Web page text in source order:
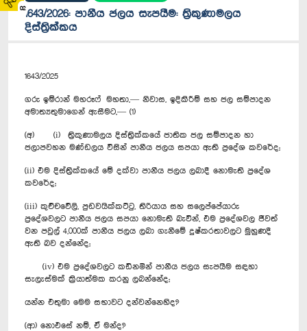
021643/2026: පානීය ජලය සැපයීම: ත්‍රිකුණාමලය
දිස්ත්‍රික්කය
1643/2025
ගරු ඉම්රාන් මහරූෆ් මහතා,— නිවාස, ඉදිකිරීම් සහ ජල සම්පාදන
අමාත්‍යතුමාගෙන් ඇසීමට,— (1)
(අ) (i) ත්‍රිකුණාමලය දිස්ත්‍රික්කයේ ජාතික ජල සම්පාදන හා
ජලාපවහන මණ්ඩලය විසින් පානීය ජලය සපයා ඇති ප්‍රදේශ කවරේද;
(ii) එම දිස්ත්‍රික්කයේ මේ දක්වා පානීය ජලය ලබාදී නොමැති ප්‍රදේශ
කවරේද;
(iii) කුච්චවේලි, පුඩවයික්කට්ටු, තිරියාය සහ සලෙප්පේයාරු
ප්‍රදේශවලට පානීය ජලය සපයා නොමැති බැවින්, එම ප්‍රදේශවල ජීවත්
වන පවුල් 4,000ක් පානීය ජලය ලබා ගැනීමේ දුෂ්කරතාවලට මුහුණදී
ඇති බව දන්නේද;
(iv) එම ප්‍රදේශවලට කඩිනමින් පානීය ජලය සැපයීම සඳහා
සැලැස්මක් ක්‍රියාත්මක කරනු ලබන්නේද;
යන්න එතුමා මෙම සභාවට දන්වන්නෙහිද?
(ආ) නොඑසේ නම්, ඒ මන්ද?